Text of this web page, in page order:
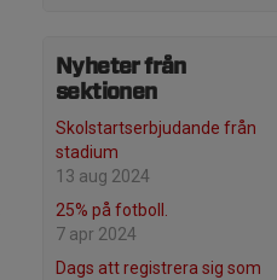
Nyheter från
sektionen
Skolstartserbjudande från
stadium
13 aug 2024
25% på fotboll.
7 apr 2024
Dags att registrera sig som